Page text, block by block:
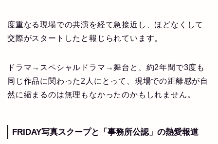
度重なる現場での共演を経て急接近し、ほどなくして
交際がスタートしたと報じられています。
ドラマ→スペシャルドラマ→舞台と、約2年間で3度も
同じ作品に関わった2人にとって、現場での距離感が自
然に縮まるのは無理もなかったのかもしれません。
FRIDAY写真スクープと「 事務所公認」の熱愛報道